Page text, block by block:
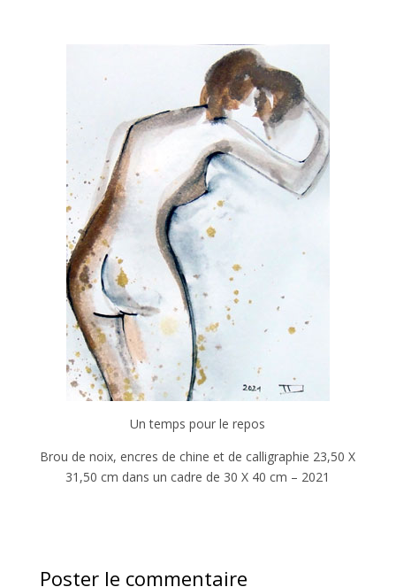
Un temps pour le repos
Brou de noix, encres de chine et de calligraphie 23,50 X
31,50 cm dans un cadre de 30 X 40 cm – 2021
Poster le commentaire